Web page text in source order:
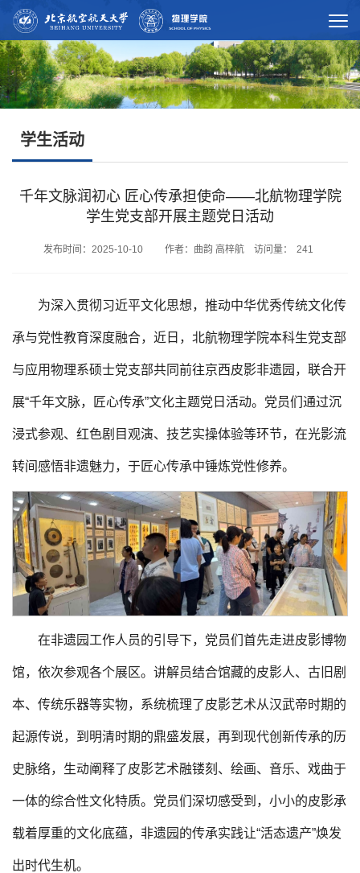
学生活动
千年文脉润初心 匠心传承担使命——北航物理学院
学生党支部开展主题党日活动
发布时间：2025-10-10 作者：曲韵 高梓航 访问量： 241
为深入贯彻习近平文化思想，推动中华优秀传统文化传
承与党性教育深度融合，近日，北航物理学院本科生党支部
与应用物理系硕士党支部共同前往京西皮影非遗园，联合开
展“千年文脉，匠心传承”文化主题党日活动。党员们通过沉
浸式参观、红色剧目观演、技艺实操体验等环节，在光影流
转间感悟非遗魅力，于匠心传承中锤炼党性修养。
在非遗园工作人员的引导下，党员们首先走进皮影博物
馆，依次参观各个展区。讲解员结合馆藏的皮影人、古旧剧
本、传统乐器等实物，系统梳理了皮影艺术从汉武帝时期的
起源传说，到明清时期的鼎盛发展，再到现代创新传承的历
史脉络，生动阐释了皮影艺术融镂刻、绘画、音乐、戏曲于
一体的综合性文化特质。党员们深切感受到，小小的皮影承
载着厚重的文化底蕴，非遗园的传承实践让“活态遗产”焕发
出时代生机。